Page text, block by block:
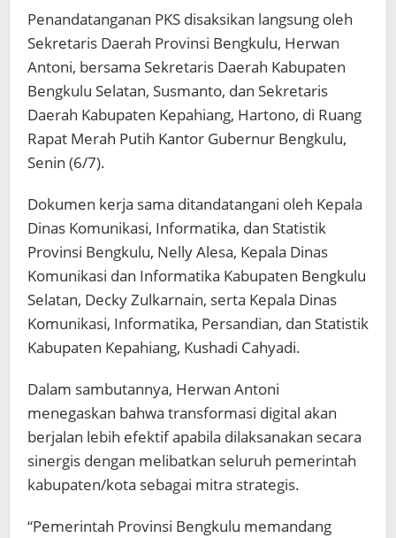
Penandatanganan PKS disaksikan langsung oleh
Sekretaris Daerah Provinsi Bengkulu, Herwan
Antoni, bersama Sekretaris Daerah Kabupaten
Bengkulu Selatan, Susmanto, dan Sekretaris
Daerah Kabupaten Kepahiang, Hartono, di Ruang
Rapat Merah Putih Kantor Gubernur Bengkulu,
Senin (6/7).
Dokumen kerja sama ditandatangani oleh Kepala
Dinas Komunikasi, Informatika, dan Statistik
Provinsi Bengkulu, Nelly Alesa, Kepala Dinas
Komunikasi dan Informatika Kabupaten Bengkulu
Selatan, Decky Zulkarnain, serta Kepala Dinas
Komunikasi, Informatika, Persandian, dan Statistik
Kabupaten Kepahiang, Kushadi Cahyadi.
Dalam sambutannya, Herwan Antoni
menegaskan bahwa transformasi digital akan
berjalan lebih efektif apabila dilaksanakan secara
sinergis dengan melibatkan seluruh pemerintah
kabupaten/kota sebagai mitra strategis.
“Pemerintah Provinsi Bengkulu memandang